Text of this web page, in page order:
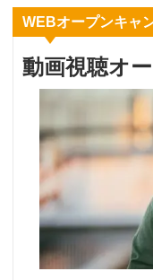
WEBオープンキャ
動画視聴オ